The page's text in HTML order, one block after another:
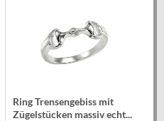
Ring Trensengebiss mit
Zügelstücken massiv echt...